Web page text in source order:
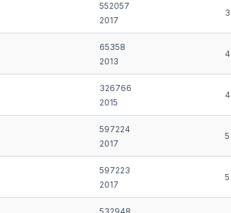
552057
2017
3
65358
2013
4
326766
2015
4
597224
2017
5
597223
2017
5